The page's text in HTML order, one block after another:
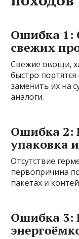
Ошибка 1:
свежих
Свежие овощи,
быстро
заменить их на
аналоги.
Ошибка 2:
упаковка
Отсутствие
первопричина
пакетах и
Ошибка 3: